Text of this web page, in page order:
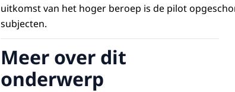
uitkomst van het hoger beroep is de pilot
subjecten.
Meer over dit
onderwerp